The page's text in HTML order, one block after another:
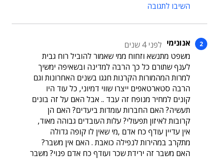
השיבו לתגובה
אנונימי לפני 4 שנים
משפט מתנשא וזחוח ממי שאמור להוביל רוח גבית
לענף שתורם כל כך הרבה למדינה ובשאיפה ימשיך
למרות המהמורות הקרנות חגגו בשנים האחרונות וגם
הרבה סטארטאפים ייצרו שווי דמיוני, כל עוד היו
קונים למחיר מנופח זה עבד .. אבל האם על זה בונים
תעשיה? האם החברות עומדות ביעדים? האם הן
קרובות לאיזון תפעולי? עלות העובדים גבוהה מאוד,
אין עדיין עודף כח אדם ,מי שאין לו קופה גדולה
מתקרב במהירות לנפילה כואבת . האם אין משבר?
האם משבר זה ירידת שכר ועודף כח אדם פנוי? משבר